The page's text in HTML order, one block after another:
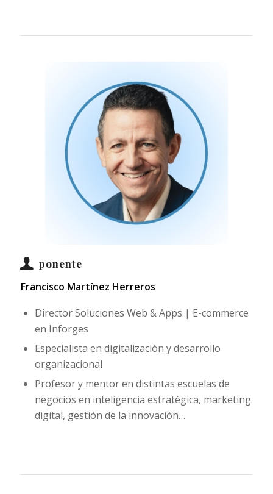
ponente
Francisco Martínez Herreros
Director Soluciones Web & Apps | E-commerce
en Inforges
Especialista en digitalización y desarrollo
organizacional
Profesor y mentor en distintas escuelas de
negocios en inteligencia estratégica, marketing
digital, gestión de la innovación…